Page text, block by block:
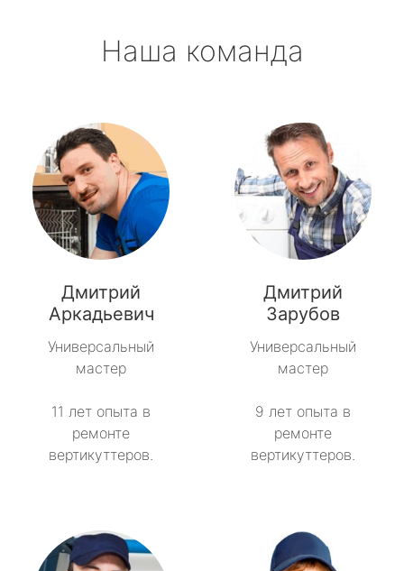
Наша команда
Дмитрий
Аркадьевич
Универсальный
мастер
11 лет опыта в
ремонте
вертикуттеров.
Дмитрий
Зарубов
Универсальный
мастер
9 лет опыта в
ремонте
вертикуттеров.